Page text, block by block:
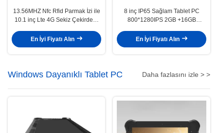
13.56MHZ Nfc Rfid Parmak İzi ile
10.1 inç Lte 4G Sekiz Çekirdekli
En İyi Fiyatı Alın
8 inç IP65 Sağlam Tablet PC
800*1280IPS 2GB +16GB
9.0
En İyi Fiyatı Alın
Windows Dayanıklı Tablet PC Daha fazlasını izle > >